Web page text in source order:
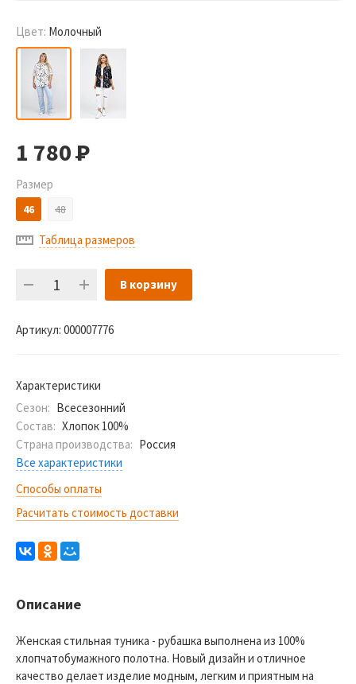
Цвет: Молочный
1 780Р
Размер
46 48
Таблица размеров
В корзину
Артикул: 000007776
Характеристики
Сезон: Всесезонний
Состав: Хлопок 100%
Страна производства: Россия
Все характеристики
Способы оплаты
Расчитать стоимость доставки
Описание
Женская стильная туника - рубашка выполнена из 100%
хлопчатобумажного полотна. Новый дизайн и отличное
качество делает изделие модным, легким и приятным на